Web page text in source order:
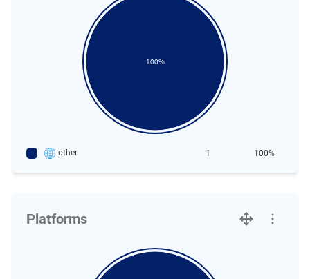
100%
other 1 100%
Platforms